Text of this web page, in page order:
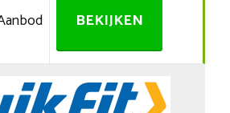
BEKIJKEN